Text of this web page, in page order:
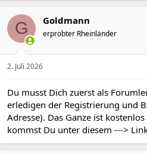
t
i
o
n
e
n
G Goldmann
erprobter Rheinländer
2. Juli 2026
Du musst Dich zuerst als
erledigen der Registrierung und
Adresse). Das Ganze ist
kommst Du unter diesem --->